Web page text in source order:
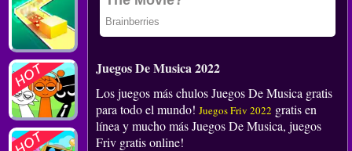
Juegos De Musica 2022
Los juegos más chulos Juegos De Musica gratis
para todo el mundo! Juegos Friv 2022 gratis en
línea y mucho más Juegos De Musica, juegos
Friv gratis online!